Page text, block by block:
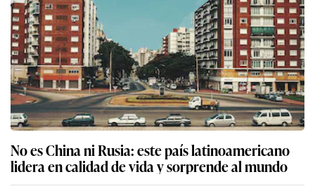
No es China ni Rusia: este país latinoamericano
lidera en calidad de vida y sorprende al mundo